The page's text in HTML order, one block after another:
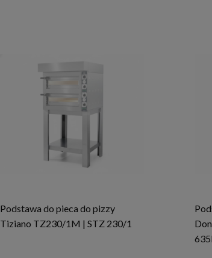
Podstawa do pieca do pizzy
Tiziano TZ230/1M | STZ 230/1